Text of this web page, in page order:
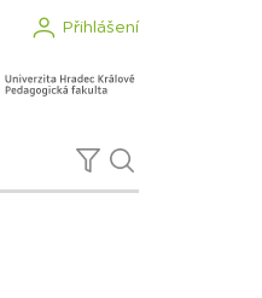
Přihlášení